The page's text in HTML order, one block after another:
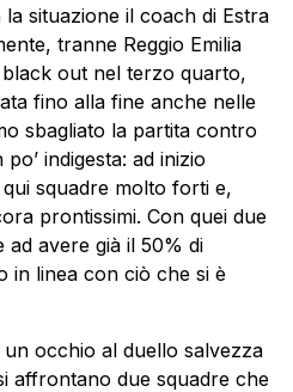
situazione il coach di Estra
tranne Reggio Emilia
out nel terzo quarto,
fino alla fine anche nelle
sbagliato la partita contro
indigesta: ad inizio
squadre molto forti e,
prontissimi. Con quei due
avere già il 50% di
in linea con ciò che si è
occhio al duello salvezza
affrontano due squadre che